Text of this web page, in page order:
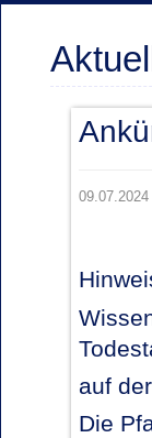
09.07.2024
auf
Die